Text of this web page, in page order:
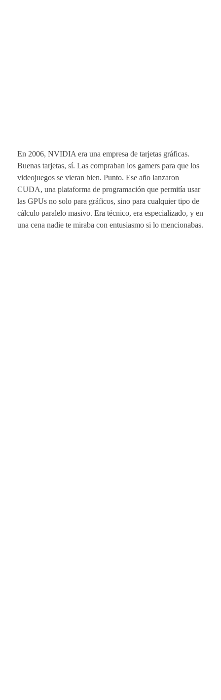
En 2006, NVIDIA era una empresa de tarjetas gráficas.
Buenas tarjetas, sí. Las compraban los gamers para que los
videojuegos se vieran bien. Punto. Ese año lanzaron
CUDA, una plataforma de programación que permitía usar
las GPUs no solo para gráficos, sino para cualquier tipo de
cálculo paralelo masivo. Era técnico, era especializado, y en
una cena nadie te miraba con entusiasmo si lo mencionabas.